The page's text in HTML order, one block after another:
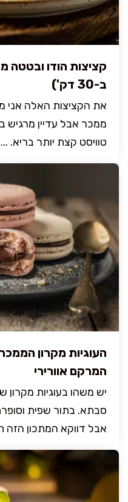
קציצות הודו ובטטה
ב-30 דק')
את הקציצות האלה אני
ממכר אבל עדיין מרגיש
טוויסט קצת יותר בריא. ...
העוגיות מקרון
המרקם אוורירי
יש משהו בעוגיות
סבתא. בתור שפית
אבל דווקא המתכון הזה